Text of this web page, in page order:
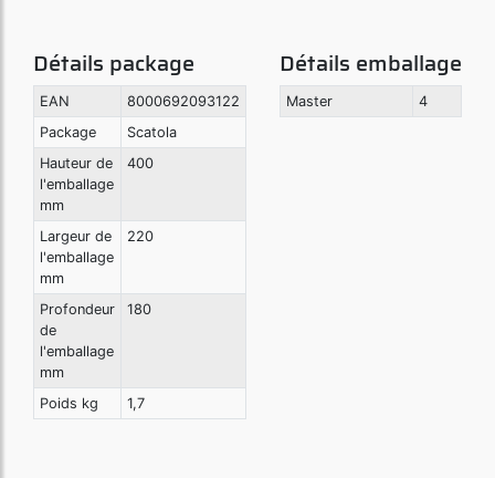
Détails package
EAN
8000692093122
Package
Scatola
Hauteur de
l'emballage
mm
400
Largeur de
l'emballage
mm
220
Profondeur
de
l'emballage
mm
180
Poids kg 1,7
Détails emballage
Master 4